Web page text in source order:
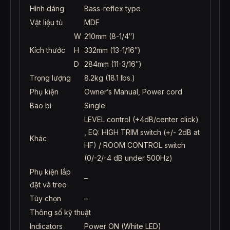
Hình dáng
Bass-reflex type
Vật liệu tủ
MDF
Kích thước
W 210mm (8-1/4″)
H
332mm (13-1/16″)
D
284mm (11-3/16″)
Trọng lượng
8.2kg (18.1 lbs.)
Phụ kiện
Owner’s Manual, Power cord
Bao bì
Single
Khác
LEVEL control (+4dB/center click)
, EQ: HIGH TRIM switch (+/- 2dB at
HF) / ROOM CONTROL switch
(0/-2/-4 dB under 500Hz)
Phụ kiện lắp
đặt và treo
–
Tùy chọn
–
Thông số kỹ thuật
Indicators
Power ON (White LED)